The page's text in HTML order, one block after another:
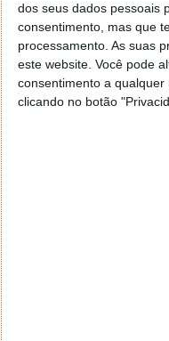
dos seus dados pessoais
consentimento, mas que
processamento. As suas
este website. Você pode
consentimento a
clicando no botão
Confirmada a data